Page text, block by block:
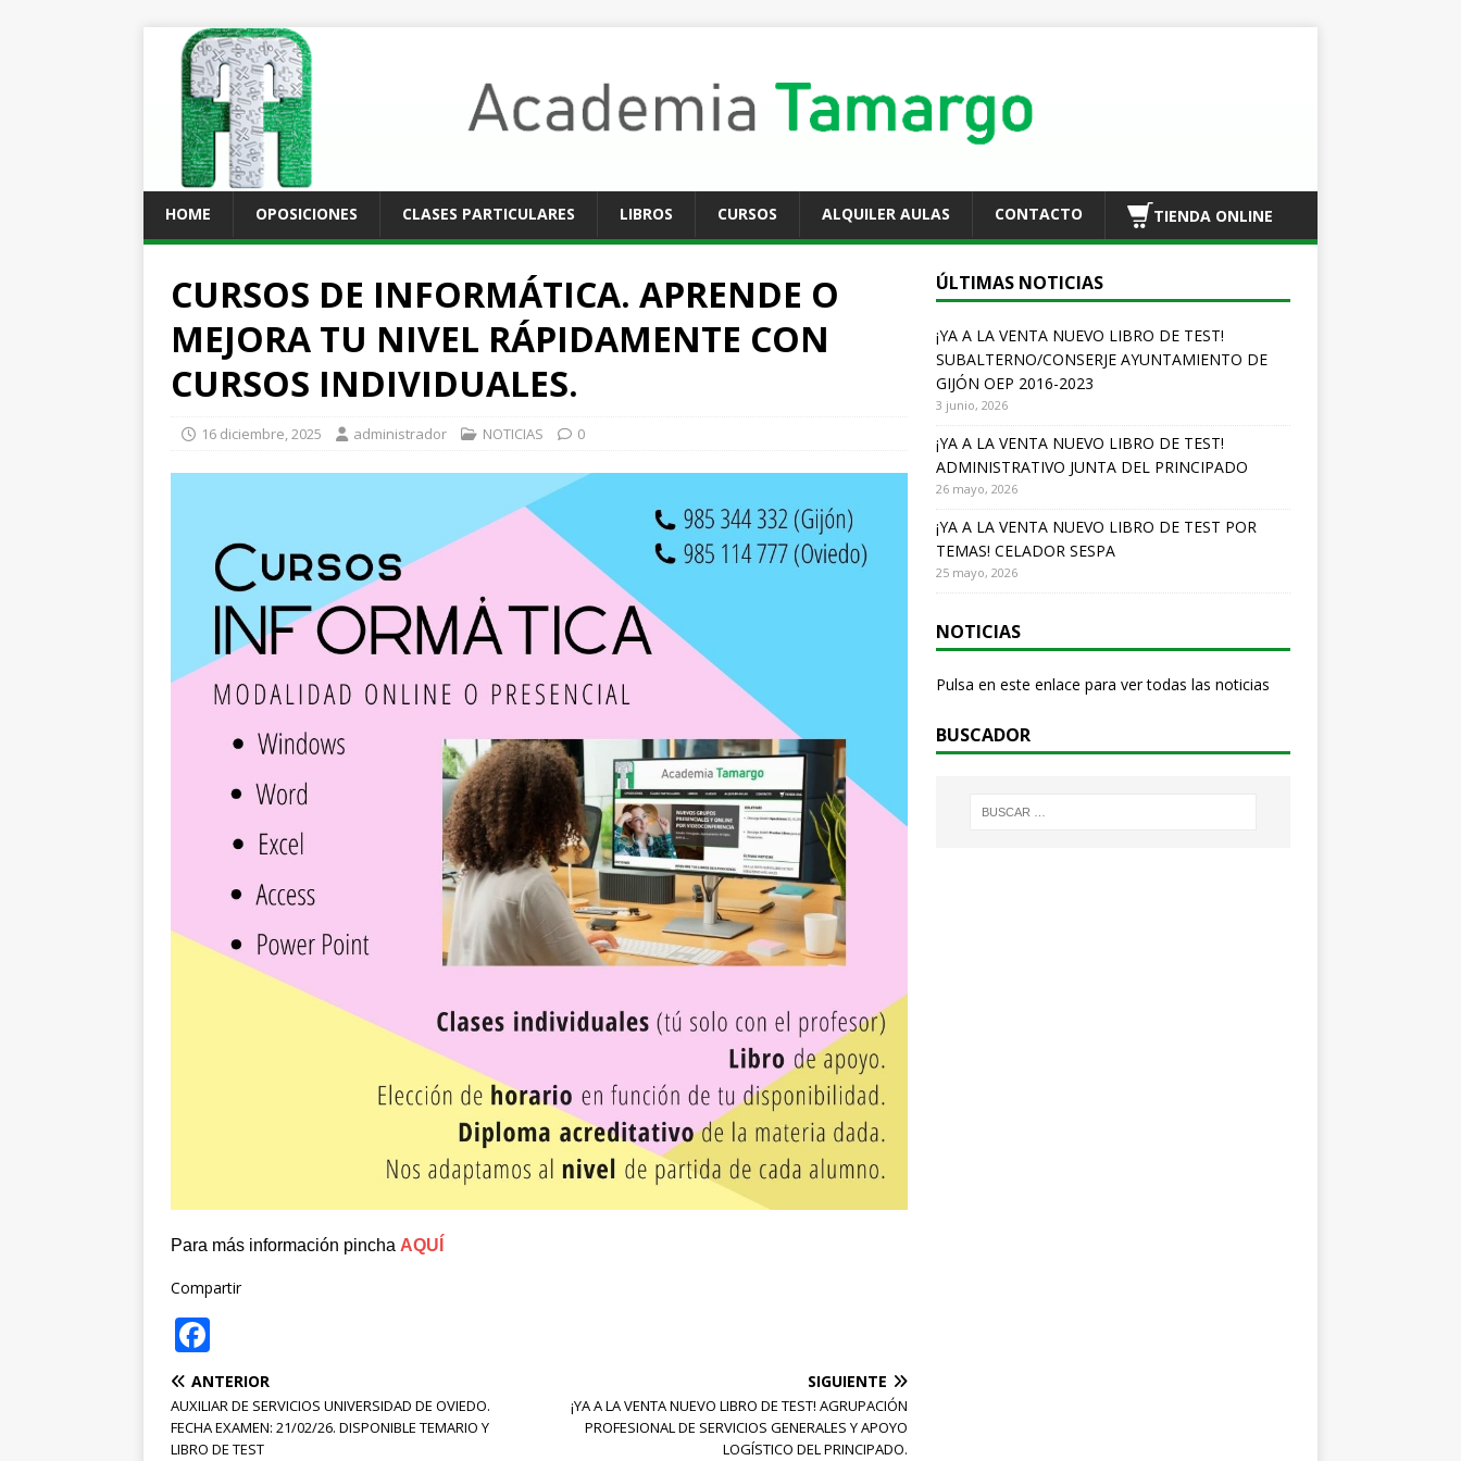
HOME OPOSICIONES CLASES PARTICULARES LIBROS CURSOS ALQUILER AULAS CONTACTO TIENDA ONLINE
CURSOS DE INFORMÁTICA. APRENDE O
MEJORA TU NIVEL RÁPIDAMENTE CON
CURSOS INDIVIDUALES.
16 diciembre, 2025 administrador NOTICIAS 0
Para más información pincha AQUÍ
Compartir
a
c
e
ANTERIOR
AUXILIAR DE SERVICIOS UNIVERSIDAD DE OVIEDO.
FECHA EXAMEN: 21/02/26. DISPONIBLE TEMARIO Y
LIBRO DE TEST
SIGUIENTE
¡YA A LA VENTA NUEVO LIBRO DE TEST! AGRUPACIÓN
PROFESIONAL DE SERVICIOS GENERALES Y APOYO
LOGÍSTICO DEL PRINCIPADO.
ÚLTIMAS NOTICIAS
¡YA A LA VENTA NUEVO LIBRO DE TEST!
SUBALTERNO/CONSERJE AYUNTAMIENTO DE
GIJÓN OEP 2016-2023
3 junio, 2026
¡YA A LA VENTA NUEVO LIBRO DE TEST!
ADMINISTRATIVO JUNTA DEL PRINCIPADO
26 mayo, 2026
¡YA A LA VENTA NUEVO LIBRO DE TEST POR
TEMAS! CELADOR SESPA
25 mayo, 2026
NOTICIAS
Pulsa en este enlace para ver todas las noticias
BUSCADOR